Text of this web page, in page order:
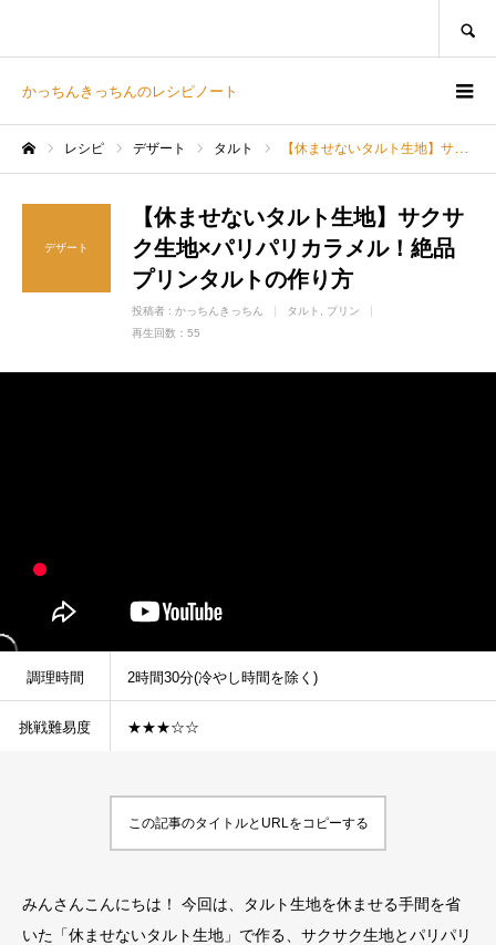
かっちんきっちんのレシピノート
レシピ デザート タルト 【休ませないタルト生地】サクサク生地×パリパリカラメル！絶品プリンタルトの作り方
デザート
【休ませないタルト生地】サクサ
ク生地×パリパリカラメル！絶品
プリンタルトの作り方
投稿者 : かっちんきっちん タルト
プリン
再生回数：55
調理時間 2時間30分(冷やし時間を除く)
挑戦難易度 ★★★☆☆
この記事のタイトルとURLをコピーする
みんさんこんにちは！ 今回は、タルト生地を休ませる手間を省
いた「休ませないタルト生地」で作る、サクサク生地とパリパリ